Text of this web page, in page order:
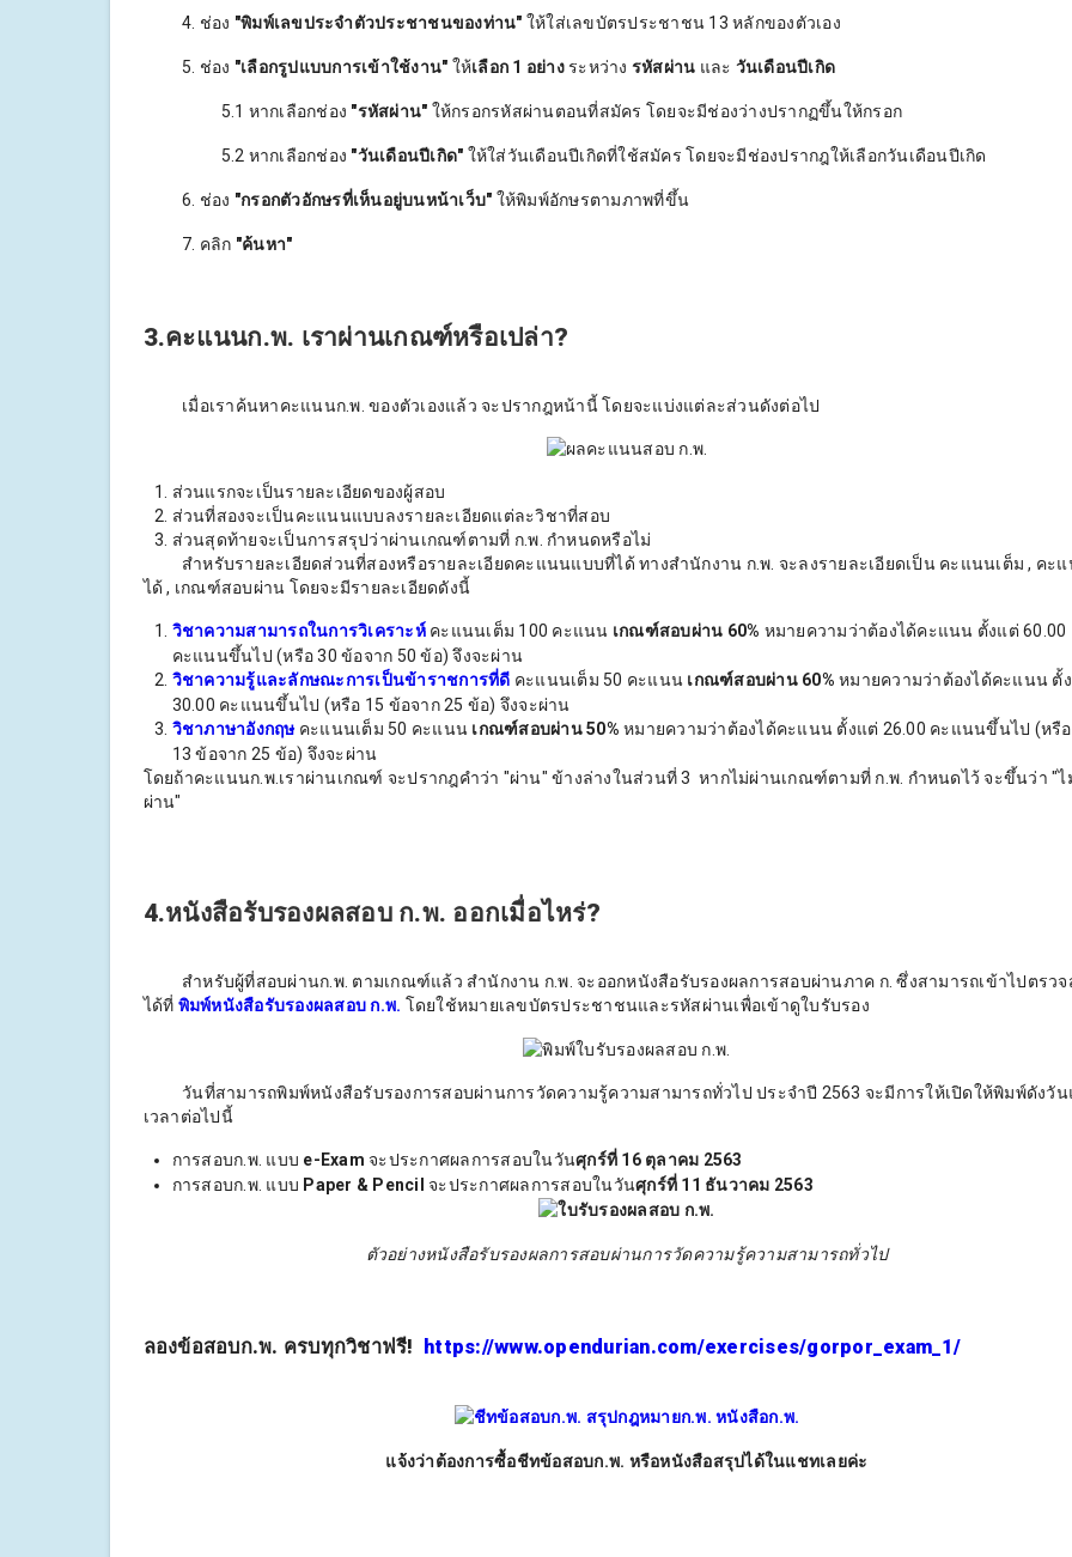
4. ช่อง "พิมพ์เลขประจำตัวประชาชนของท่าน" ให้ใส่เลขบัตรประชาชน 13 หลักของตัวเอง
5. ช่อง "เลือกรูปแบบการเข้าใช้งาน" ให้เลือก 1 อย่างระหว่าง รหัสผ่าน และ วันเดือนปีเกิด
5.1 หากเลือกช่อง "รหัสผ่าน" ให้กรอกรหัสผ่านตอนที่สมัคร โดยจะมีช่องว่างปรากฏขึ้นให้กรอก
5.2 หากเลือกช่อง "วันเดือนปีเกิด" ให้ใส่วันเดือนปีเกิดที่ใช้สมัคร โดยจะมีช่องปรากฎให้เลือกวันเดือนปีเกิด
6. ช่อง "กรอกตัวอักษรที่เห็นอยู่บนหน้าเว็บ" ให้พิมพ์อักษรตามภาพที่ขึ้น
7. คลิก "ค้นหา"
3.คะแนนก.พ. เราผ่านเกณฑ์หรือเปล่า?
เมื่อเราค้นหาคะแนนก.พ. ของตัวเองแล้ว จะปรากฎหน้านี้ โดยจะแบ่งแต่ละส่วนดังต่อไป
ส่วนแรกจะเป็นรายละเอียดของผู้สอบ
ส่วนที่สองจะเป็นคะแนนแบบลงรายละเอียดแต่ละวิชาที่สอบ
ส่วนสุดท้ายจะเป็นการสรุปว่าผ่านเกณฑ์ตามที่ ก.พ. กำหนดหรือไม่
สำหรับรายละเอียดส่วนที่สองหรือรายละเอียดคะแนนแบบที่ได้ ทางสำนักงาน ก.พ. จะลงรายละเอียดเป็น คะแนนเต็ม , คะ
ได้ , เกณฑ์สอบผ่าน โดยจะมีรายละเอียดดังนี้
วิชาความสามารถในการวิเคราะห์ คะแนนเต็ม 100 คะแนน เกณฑ์สอบผ่าน 60% หมายความว่าต้องได้คะแนน ตั้งแต่ 60.00
คะแนนขึ้นไป (หรือ 30 ข้อจาก 50 ข้อ) จึงจะผ่าน
วิชาความรู้และลักษณะการเป็นข้าราชการที่ดี คะแนนเต็ม 50 คะแนน เกณฑ์สอบผ่าน 60% หมายความว่าต้องได้คะแนน ตั้
30.00 คะแนนขึ้นไป (หรือ 15 ข้อจาก 25 ข้อ) จึงจะผ่าน
วิชาภาษาอังกฤษ คะแนนเต็ม 50 คะแนน เกณฑ์สอบผ่าน 50% หมายความว่าต้องได้คะแนน ตั้งแต่ 26.00 คะแนนขึ้นไป (หรือ
13 ข้อจาก 25 ข้อ) จึงจะผ่าน
โดยถ้าคะแนนก.พ.เราผ่านเกณฑ์ จะปรากฎคำว่า "ผ่าน" ข้างล่างในส่วนที่ 3 หากไม่ผ่านเกณฑ์ตามที่ ก.พ. กำหนดไว้ จะขึ้นว่า "ไ
ผ่าน"
4.หนังสือรับรองผลสอบ ก.พ. ออกเมื่อไหร่?
สำหรับผู้ที่สอบผ่านก.พ. ตามเกณฑ์แล้ว สำนักงาน ก.พ. จะออกหนังสือรับรองผลการสอบผ่านภาค ก. ซึ่งสามารถเข้าไปตรวจ
ได้ที่ พิมพ์หนังสือรับรองผลสอบ ก.พ. โดยใช้หมายเลขบัตรประชาชนและรหัสผ่านเพื่อเข้าดูใบรับรอง
วันที่สามารถพิมพ์หนังสือรับรองการสอบผ่านการวัดความรู้ความสามารถทั่วไป ประจำปี 2563 จะมีการให้เปิดให้พิมพ์ดังวัน
เวลาต่อไปนี้
การสอบก.พ. แบบ e-Exam จะประกาศผลการสอบในวันศุกร์ที่ 16 ตุลาคม 2563
การสอบก.พ. แบบ Paper & Pencil จะประกาศผลการสอบในวันศุกร์ที่ 11 ธันวาคม 2563
ตัวอย่างหนังสือรับรองผลการสอบผ่านการวัดความรู้ความสามารถทั่วไป
ลองข้อสอบก.พ. ครบทุกวิชาฟรี! https://www.opendurian.com/exercises/gorpor_exam_1/
แจ้งว่าต้องการซื้อชีทข้อสอบก.พ. หรือหนังสือสรุปได้ในแชทเลยค่ะ